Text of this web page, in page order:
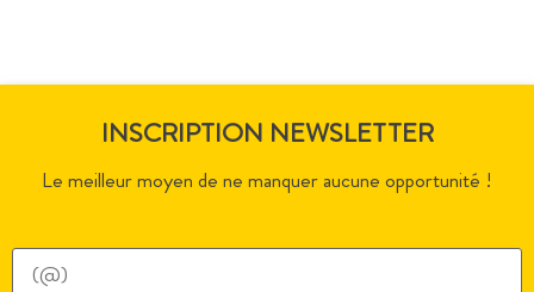
INSCRIPTION NEWSLETTER
Le meilleur moyen de ne manquer aucune opportunité !